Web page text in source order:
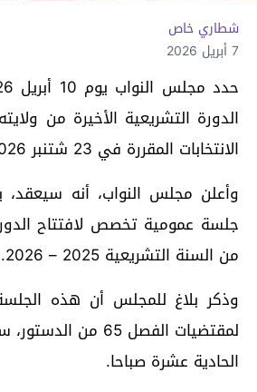
شطاري خاص
7 أبريل 2026
الدورة التشريعية الأخيرة من
الانتخابات المقررة في 23 شتنبر 2026.
وأعلن مجلس النواب، أنه سيعقد،
جلسة عمومية تخصص لافتتاح
من السنة التشريعية 2025 – 2026.
وذكر بلاغ للمجلس أن هذه
لمقتضيات الفصل 65
الحادية عشرة صباحا.